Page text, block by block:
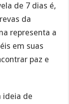
de 7 dias é,
da
representa a
em suas
paz e
ideia de